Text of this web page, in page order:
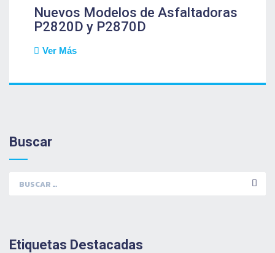
Nuevos Modelos de Asfaltadoras
P2820D y P2870D
Ver Más
Buscar
Etiquetas Destacadas